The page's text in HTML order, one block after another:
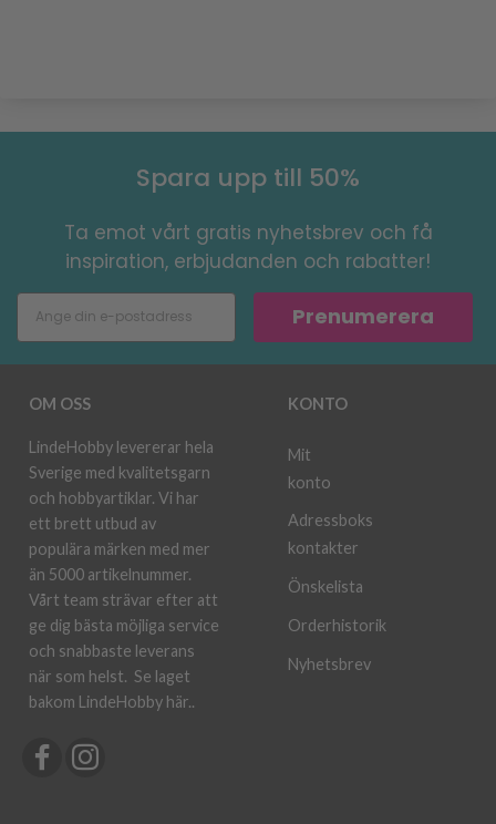
Spara upp till 50%
Ta emot vårt gratis nyhetsbrev och få
inspiration, erbjudanden och rabatter!
Prenumerera
OM OSS
LindeHobby levererar hela
Sverige med kvalitetsgarn
och hobbyartiklar. Vi har
ett brett utbud av
populära märken med mer
än 5000 artikelnummer.
Vårt team strävar efter att
ge dig bästa möjliga service
och snabbaste leverans
när som helst. Se laget
bakom LindeHobby här..
KONTO
Mit
konto
Adressboks
kontakter
Önskelista
Orderhistorik
Nyhetsbrev